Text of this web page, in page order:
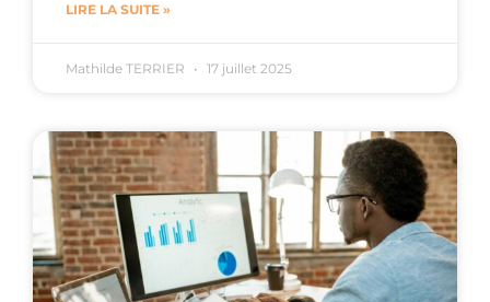
LIRE LA SUITE »
Mathilde TERRIER 17 juillet 2025